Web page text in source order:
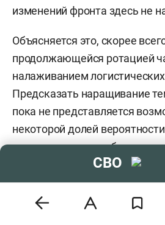
изменений фронта здесь не
Объясняется это, скорее
продолжающейся ротацией
налаживанием
Предсказать наращивание
пока не представляется
некоторой долей
предположить, что ближе ко
апреля продвижение будет
сторону Дружковки, так и в
Вместе с тем отдельные
СВО